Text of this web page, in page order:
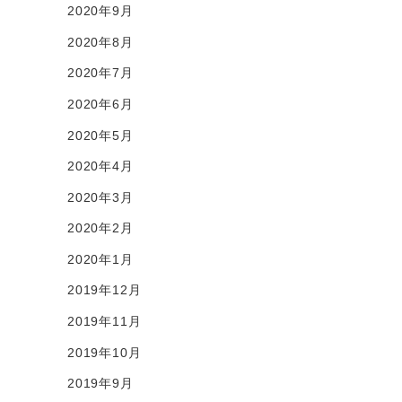
2020年9月
2020年8月
2020年7月
2020年6月
2020年5月
2020年4月
2020年3月
2020年2月
2020年1月
2019年12月
2019年11月
2019年10月
2019年9月